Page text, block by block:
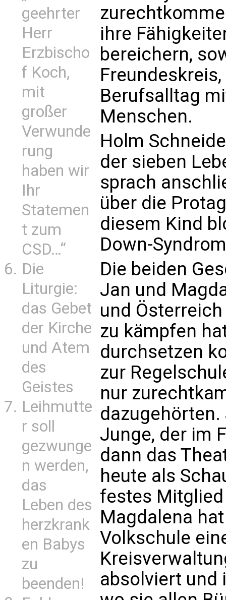
geehrter
Herr
Erzbischo
f Koch,
mit
großer
Verwunde
rung
haben wir
Ihr
Statemen
t zum
CSD…“
Die
Liturgie:
das Gebet
der Kirche
und Atem
des
Geistes
Leihmutte
r soll
gezwunge
n werden,
das
Leben des
herzkrank
en Babys
zu
beenden!
ihre
bereichern,
Berufsalltag
Menschen.
Holm
der sieben
sprach
über die
diesem Kind
Down-
Die beiden
Jan und
und
zu kämpfen
durchsetzen
zur
nur
Junge, der im
dann das
heute als
festes
Magdalena
Volkschule
absolviert und